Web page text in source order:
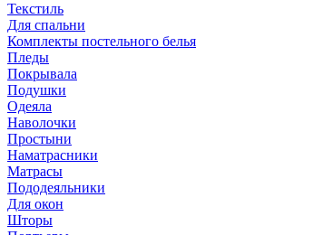
Текстиль
Для спальни
Комплекты постельного белья
Пледы
Покрывала
Подушки
Одеяла
Наволочки
Простыни
Наматрасники
Матрасы
Пододеяльники
Для окон
Шторы